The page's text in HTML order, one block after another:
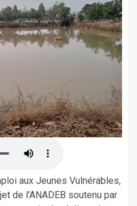
aux Jeunes Vulnérables,
de l'ANADEB soutenu par